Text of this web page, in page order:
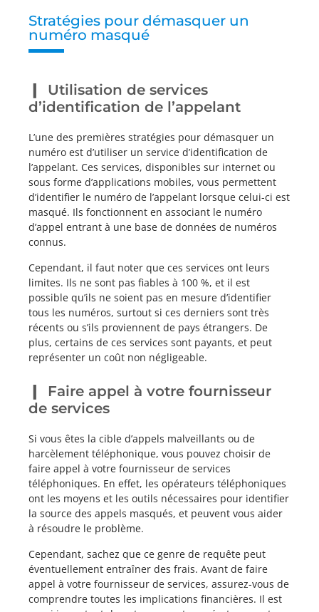
Stratégies pour démasquer un
numéro masqué
Utilisation de services
d’identification de l’appelant
L’une des premières stratégies pour démasquer un
numéro est d’utiliser un service d’identification de
l’appelant. Ces services, disponibles sur internet ou
sous forme d’applications mobiles, vous permettent
d’identifier le numéro de l’appelant lorsque celui-ci est
masqué. Ils fonctionnent en associant le numéro
d’appel entrant à une base de données de numéros
connus.
Cependant, il faut noter que ces services ont leurs
limites. Ils ne sont pas fiables à 100 %, et il est
possible qu’ils ne soient pas en mesure d’identifier
tous les numéros, surtout si ces derniers sont très
récents ou s’ils proviennent de pays étrangers. De
plus, certains de ces services sont payants, et peut
représenter un coût non négligeable.
Faire appel à votre fournisseur
de services
Si vous êtes la cible d’appels malveillants ou de
harcèlement téléphonique, vous pouvez choisir de
faire appel à votre fournisseur de services
téléphoniques. En effet, les opérateurs téléphoniques
ont les moyens et les outils nécessaires pour identifier
la source des appels masqués, et peuvent vous aider
à résoudre le problème.
Cependant, sachez que ce genre de requête peut
éventuellement entraîner des frais. Avant de faire
appel à votre fournisseur de services, assurez-vous de
comprendre toutes les implications financières. Il est